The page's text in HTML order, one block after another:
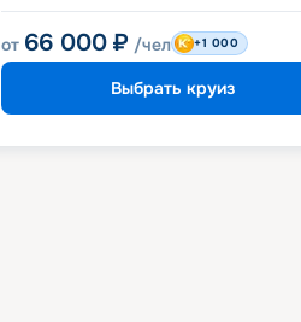
от 66 000 ₽ /чел +1 000
Выбрать круиз